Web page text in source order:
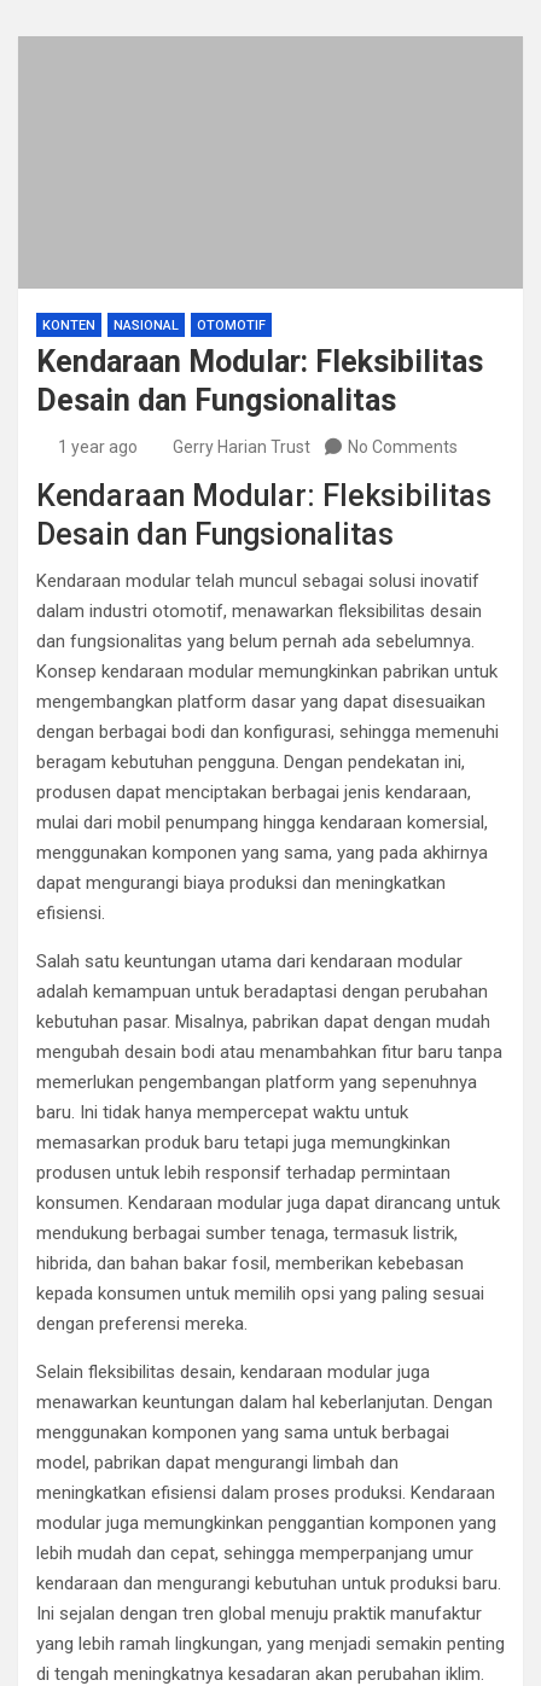
KONTEN NASIONAL OTOMOTIF
Kendaraan Modular: Fleksibilitas
Desain dan Fungsionalitas
1 year ago Gerry Harian Trust No Comments
Kendaraan Modular: Fleksibilitas
Desain dan Fungsionalitas
Kendaraan modular telah muncul sebagai solusi inovatif
dalam industri otomotif, menawarkan fleksibilitas desain
dan fungsionalitas yang belum pernah ada sebelumnya.
Konsep kendaraan modular memungkinkan pabrikan untuk
mengembangkan platform dasar yang dapat disesuaikan
dengan berbagai bodi dan konfigurasi, sehingga memenuhi
beragam kebutuhan pengguna. Dengan pendekatan ini,
produsen dapat menciptakan berbagai jenis kendaraan,
mulai dari mobil penumpang hingga kendaraan komersial,
menggunakan komponen yang sama, yang pada akhirnya
dapat mengurangi biaya produksi dan meningkatkan
efisiensi.
Salah satu keuntungan utama dari kendaraan modular
adalah kemampuan untuk beradaptasi dengan perubahan
kebutuhan pasar. Misalnya, pabrikan dapat dengan mudah
mengubah desain bodi atau menambahkan fitur baru tanpa
memerlukan pengembangan platform yang sepenuhnya
baru. Ini tidak hanya mempercepat waktu untuk
memasarkan produk baru tetapi juga memungkinkan
produsen untuk lebih responsif terhadap permintaan
konsumen. Kendaraan modular juga dapat dirancang untuk
mendukung berbagai sumber tenaga, termasuk listrik,
hibrida, dan bahan bakar fosil, memberikan kebebasan
kepada konsumen untuk memilih opsi yang paling sesuai
dengan preferensi mereka.
Selain fleksibilitas desain, kendaraan modular juga
menawarkan keuntungan dalam hal keberlanjutan. Dengan
menggunakan komponen yang sama untuk berbagai
model, pabrikan dapat mengurangi limbah dan
meningkatkan efisiensi dalam proses produksi. Kendaraan
modular juga memungkinkan penggantian komponen yang
lebih mudah dan cepat, sehingga memperpanjang umur
kendaraan dan mengurangi kebutuhan untuk produksi baru.
Ini sejalan dengan tren global menuju praktik manufaktur
yang lebih ramah lingkungan, yang menjadi semakin penting
di tengah meningkatnya kesadaran akan perubahan iklim.